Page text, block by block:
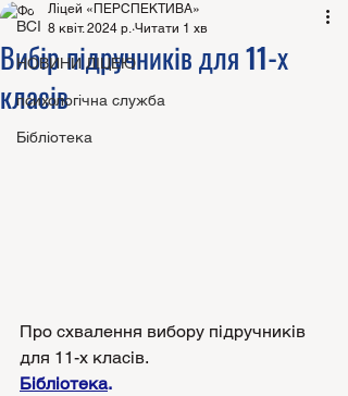
ВСІ
НОВИНИ ЛІЦЕЮ
психологічна служба
Бібліотека
Вибір підручників для 11-х
класів
Ліцей «ПЕРСПЕКТИВА»
8 квіт. 2024 р. Читати 1 хв
Про схвалення вибору підручників
для 11-х класів.
Бібліотека.